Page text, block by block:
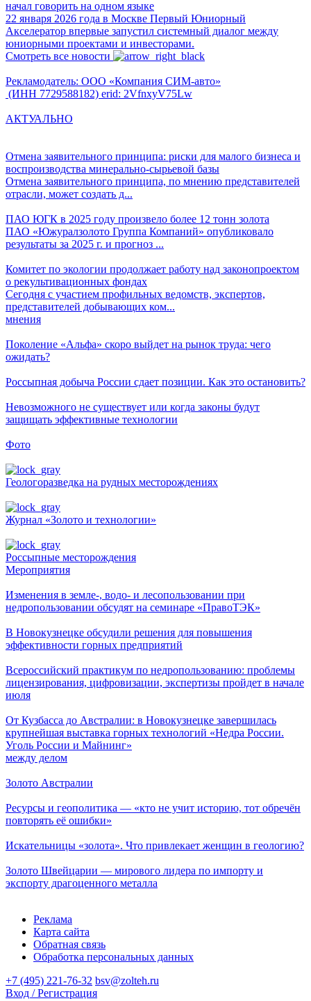
начал говорить на одном языке
22 января 2026 года в Москве Первый Юниорный
Акселератор впервые запустил системный диалог между
юниорными проектами и инвесторами.
Смотреть все новости
Рекламодатель: ООО «Компания СИМ-авто»
(ИНН 7729588182) erid: 2VfnxyV75Lw
АКТУАЛЬНО
Отмена заявительного принципа: риски для малого бизнеса и
воспроизводства минерально-сырьевой базы
Отмена заявительного принципа, по мнению представителей
отрасли, может создать д...
ПАО ЮГК в 2025 году произвело более 12 тонн золота
ПАО «Южуралзолото Группа Компаний» опубликовало
результаты за 2025 г. и прогноз ...
Комитет по экологии продолжает работу над законопроектом
о рекультивационных фондах
Сегодня с участием профильных ведомств, экспертов,
представителей добывающих ком...
мнения
Поколение «Альфа» скоро выйдет на рынок труда: чего
ожидать?
Россыпная добыча России сдает позиции. Как это остановить?
Невозможного не существует или когда законы будут
защищать эффективные технологии
Фото
Геологоразведка на рудных месторождениях
Журнал «Золото и технологии»
Россыпные месторождения
Мероприятия
Изменения в земле-, водо- и лесопользовании при
недропользовании обсудят на семинаре «ПравоТЭК»
В Новокузнецке обсудили решения для повышения
эффективности горных предприятий
Всероссийский практикум по недропользованию: проблемы
лицензирования, цифровизации, экспертизы пройдет в начале
июля
От Кузбасса до Австралии: в Новокузнецке завершилась
крупнейшая выставка горных технологий «Недра России.
Уголь России и Майнинг»
между делом
Золото Австралии
Ресурсы и геополитика — «кто не учит историю, тот обречён
повторять её ошибки»
Искательницы «золота». Что привлекает женщин в геологию?
Золото Швейцарии — мирового лидера по импорту и
экспорту драгоценного металла
Реклама
Карта сайта
Обратная связь
Обработка персональных данных
+7 (495) 221-76-32 bsv@zolteh.ru
Вход / Регистрация